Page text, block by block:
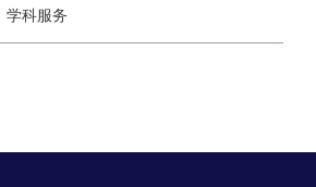
学科服务